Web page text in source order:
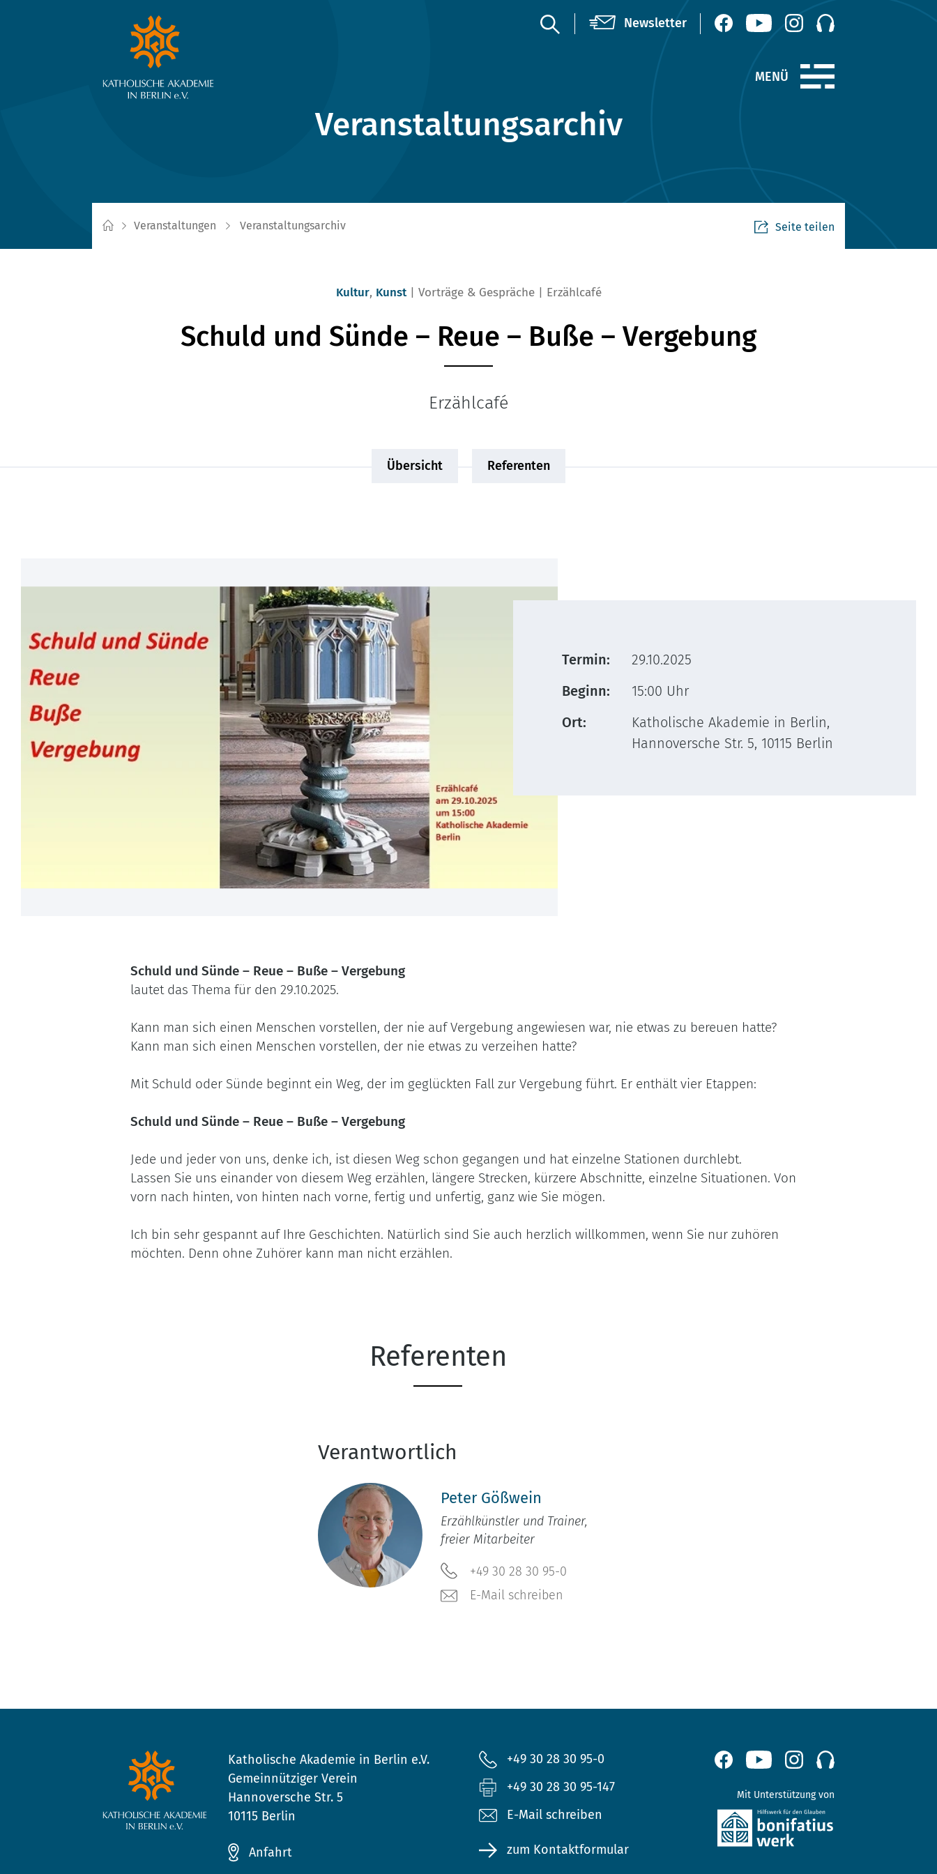
Veranstaltungsarchiv
Veranstaltungen Veranstaltungsarchiv Seite teilen
Kultur, Kunst Vorträge & Gespräche Erzählcafé
Schuld und Sünde – Reue – Buße – Vergebung
Erzählcafé
Übersicht Referenten
Termin:
29.10.2025
Beginn:
15:00 Uhr
Ort:
Katholische Akademie in Berlin,
Hannoversche Str. 5, 10115 Berlin
Schuld und Sünde – Reue – Buße – Vergebung
lautet das Thema für den 29.10.2025.
Kann man sich einen Menschen vorstellen, der nie auf Vergebung angewiesen war, nie etwas zu bereuen hatte?
Kann man sich einen Menschen vorstellen, der nie etwas zu verzeihen hatte?
Mit Schuld oder Sünde beginnt ein Weg, der im geglückten Fall zur Vergebung führt. Er enthält vier Etappen:
Schuld und Sünde – Reue – Buße – Vergebung
Jede und jeder von uns, denke ich, ist diesen Weg schon gegangen und hat einzelne Stationen durchlebt.
Lassen Sie uns einander von diesem Weg erzählen, längere Strecken, kürzere Abschnitte, einzelne Situationen. Von
vorn nach hinten, von hinten nach vorne, fertig und unfertig, ganz wie Sie mögen.
Ich bin sehr gespannt auf Ihre Geschichten. Natürlich sind Sie auch herzlich willkommen, wenn Sie nur zuhören
möchten. Denn ohne Zuhörer kann man nicht erzählen.
Referenten
Verantwortlich
Peter Gößwein
Erzählkünstler und Trainer,
freier Mitarbeiter
+49 30 28 30 95-0
E-Mail schreiben
Katholische Akademie in Berlin e.V.
Gemeinnütziger Verein
Hannoversche Str. 5
10115 Berlin
Anfahrt
+49 30 28 30 95-0
+49 30 28 30 95-147
E-Mail schreiben
zum Kontaktformular
Mit Unterstützung von